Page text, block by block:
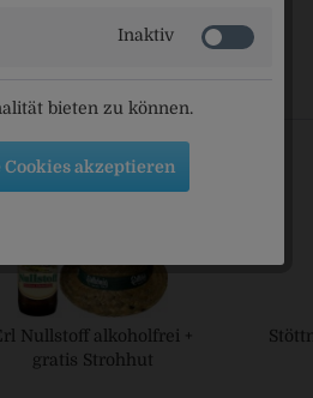
Nullstoff alkoholfrei +
gratis Strohhut
Inaktiv
bieten zu können.
Cookies akzeptieren